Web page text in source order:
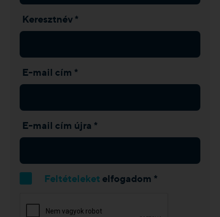
Keresztnév *
E-mail cím *
E-mail cím újra *
Feltételeket elfogadom *